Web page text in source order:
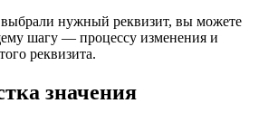
нужный реквизит, вы можете
шагу — процессу изменения и
реквизита.
значения